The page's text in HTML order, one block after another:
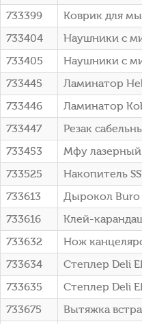
733399
Коврик для
733404
Наушники с
733405
Наушники с
733445
Ламинатор
733446
Ламинатор
733447
Резак
733453
Мфу лазерный
733525
Накопитель
733613
Дырокол Buro
733616
Клей-
733632
Нож
733634
Степлер Deli
733635
Степлер Deli
733675
Вытяжка